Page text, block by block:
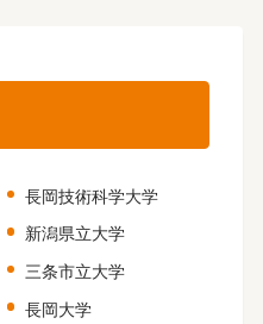
長岡技術科学大学
新潟県立大学
三条市立大学
長岡大学